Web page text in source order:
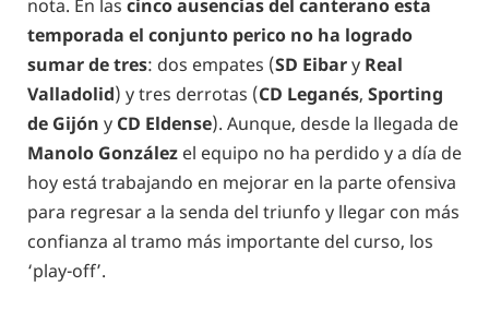
nota. En las cinco ausencias del canterano esta
temporada el conjunto perico no ha logrado
sumar de tres: dos empates (SD Eibary Real
Valladolid) y tres derrotas (CD Leganés, Sporting
de Gijón y CD Eldense). Aunque, desde la llegada de
Manolo González el equipo no ha perdido y a día de
hoy está trabajando en mejorar en la parte ofensiva
para regresar a la senda del triunfo y llegar con más
confianza al tramo más importante del curso, los
‘play-off’.